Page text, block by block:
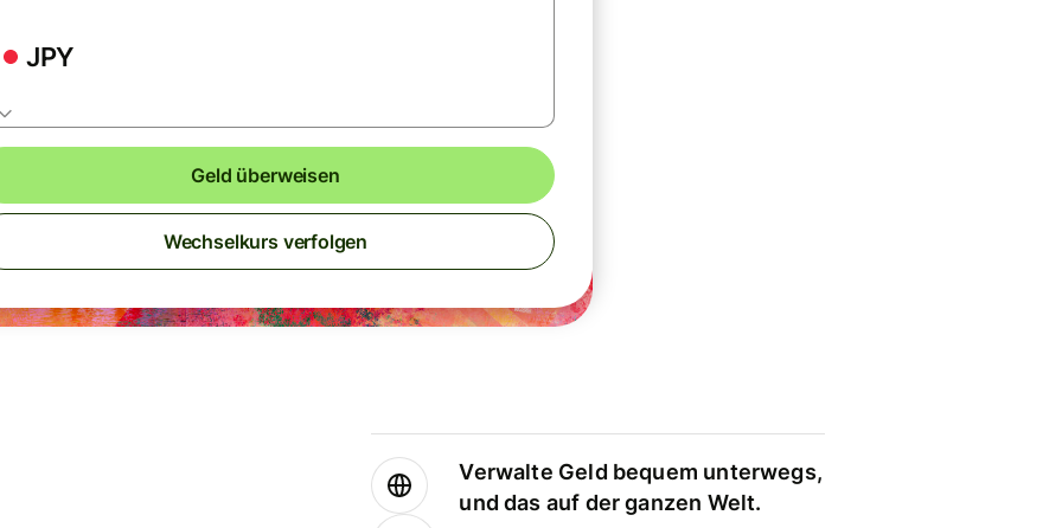
JPY
Geld überweisen
Wechselkurs verfolgen
Verwalte Geld bequem unterwegs,
und das auf der ganzen Welt.